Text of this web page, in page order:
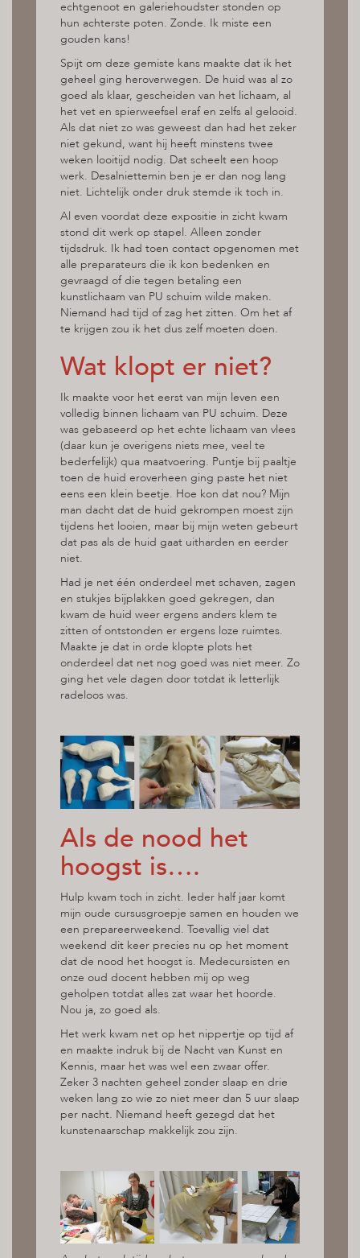
echtgenoot en galeriehoudster stonden op
hun achterste poten. Zonde. Ik miste een
gouden kans!
Spijt om deze gemiste kans maakte dat ik het
geheel ging heroverwegen. De huid was al zo
goed als klaar, gescheiden van het lichaam, al
het vet en spierweefsel eraf en zelfs al gelooid.
Als dat niet zo was geweest dan had het zeker
niet gekund, want hij heeft minstens twee
weken looitijd nodig. Dat scheelt een hoop
werk. Desalniettemin ben je er dan nog lang
niet. Lichtelijk onder druk stemde ik toch in.
Al even voordat deze expositie in zicht kwam
stond dit werk op stapel. Alleen zonder
tijdsdruk. Ik had toen contact opgenomen met
alle preparateurs die ik kon bedenken en
gevraagd of die tegen betaling een
kunstlichaam van PU schuim wilde maken.
Niemand had tijd of zag het zitten. Om het af
te krijgen zou ik het dus zelf moeten doen.
Wat klopt er niet?
Ik maakte voor het eerst van mijn leven een
volledig binnen lichaam van PU schuim. Deze
was gebaseerd op het echte lichaam van vlees
(daar kun je overigens niets mee, veel te
bederfelijk) qua maatvoering. Puntje bij paaltje
toen de huid eroverheen ging paste het niet
eens een klein beetje. Hoe kon dat nou? Mijn
man dacht dat de huid gekrompen moest zijn
tijdens het looien, maar bij mijn weten gebeurt
dat pas als de huid gaat uitharden en eerder
niet.
Had je net één onderdeel met schaven, zagen
en stukjes bijplakken goed gekregen, dan
kwam de huid weer ergens anders klem te
zitten of ontstonden er ergens loze ruimtes.
Maakte je dat in orde klopte plots het
onderdeel dat net nog goed was niet meer. Zo
ging het vele dagen door totdat ik letterlijk
radeloos was.
Als de nood het
hoogst is….
Hulp kwam toch in zicht. Ieder half jaar komt
mijn oude cursusgroepje samen en houden we
een prepareerweekend. Toevallig viel dat
weekend dit keer precies nu op het moment
dat de nood het hoogst is. Medecursisten en
onze oud docent hebben mij op weg
geholpen totdat alles zat waar het hoorde.
Nou ja, zo goed als.
Het werk kwam net op het nippertje op tijd af
en maakte indruk bij de Nacht van Kunst en
Kennis, maar het was wel een zwaar offer.
Zeker 3 nachten geheel zonder slaap en drie
weken lang zo wie zo niet meer dan 5 uur slaap
per nacht. Niemand heeft gezegd dat het
kunstenaarschap makkelijk zou zijn.